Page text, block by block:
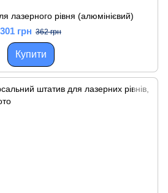
лазерного рівня (алюмінієвий)
301 грн 362 грн
Купити